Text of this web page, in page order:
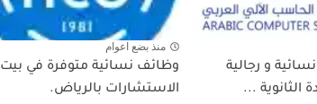
و رجالية
الثانوية ...
منذ بضع اعوام
وظائف نسائية متوفرة في بيت
الاستشارات بالرياض.